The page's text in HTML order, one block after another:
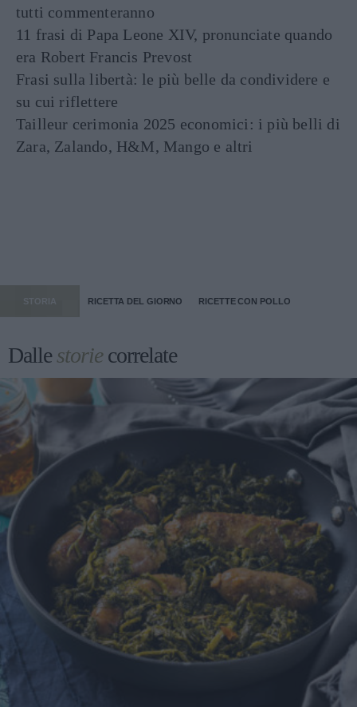
tutti commenteranno
11 frasi di Papa Leone XIV, pronunciate quando
era Robert Francis Prevost
Frasi sulla libertà: le più belle da condividere e
su cui riflettere
Tailleur cerimonia 2025 economici: i più belli di
Zara, Zalando, H&M, Mango e altri
STORIA RICETTA DEL GIORNO RICETTE CON POLLO
Dallestoriecorrelate